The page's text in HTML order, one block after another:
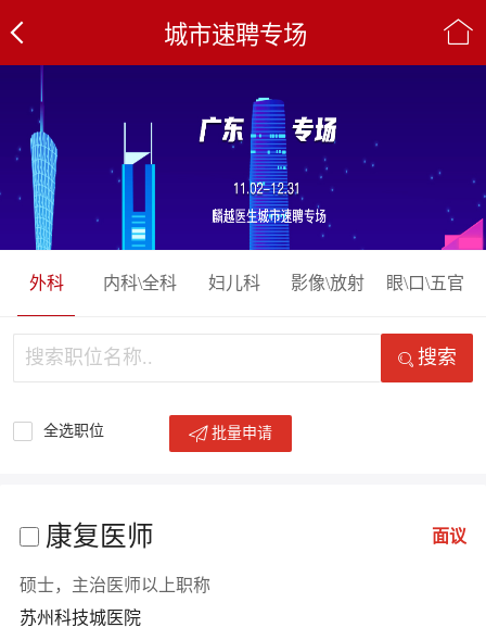
城市速聘专场
外科 内科\全科 妇儿科 影像\放射 眼\口\五官
搜索
全选职位 批量申请
康复医师 面议
硕士，主治医师以上职称
苏州科技城医院